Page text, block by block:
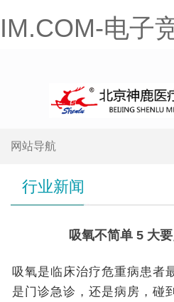
IM.COM-电子
网站导航
行业新闻
吸氧不简单 5 大
吸氧是临床治疗危重病患者
是门诊急诊，还是病房，碰